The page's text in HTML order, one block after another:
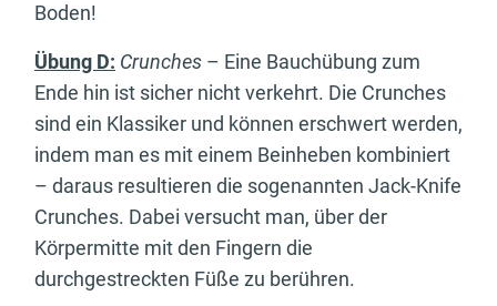
Boden!
Übung D: Crunches – Eine Bauchübung zum
Ende hin ist sicher nicht verkehrt. Die Crunches
sind ein Klassiker und können erschwert werden,
indem man es mit einem Beinheben kombiniert
– daraus resultieren die sogenannten Jack-Knife
Crunches. Dabei versucht man, über der
Körpermitte mit den Fingern die
durchgestreckten Füße zu berühren.